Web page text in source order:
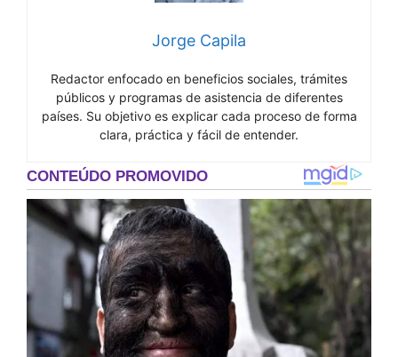
Jorge Capila
Redactor enfocado en beneficios sociales, trámites
públicos y programas de asistencia de diferentes
países. Su objetivo es explicar cada proceso de forma
clara, práctica y fácil de entender.